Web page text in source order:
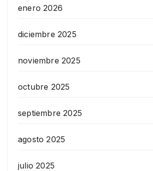
enero 2026
diciembre 2025
noviembre 2025
octubre 2025
septiembre 2025
agosto 2025
julio 2025